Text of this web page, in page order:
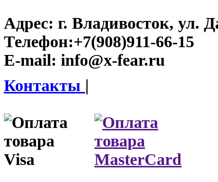
Адрес: г. Владивосток, ул.
Телефон:+7(908)911-66-15
E-mail: info@x-fear.ru
Контакты |